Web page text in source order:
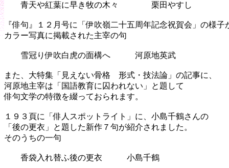
青天や紅葉に早き牧の木々 栗田やすし
『俳句』１２月号に「伊吹嶺二十五周年記念祝賀会」の様
カラー写真に掲載された主宰の句
雪冠り伊吹白虎の面構へ 河原地英武
また、大特集「見えない骨格 形式・技法論」の記事に、
河原地主宰は「国語教育に囚われない」と題して
俳句文学の特徴を綴っておられます。
１９３頁に「俳人スポットライト」に、小島千鶴さんの
「後の更衣」と題した新作７句が紹介されました。
そのうちの一句
香袋入れ替ふ後の更衣 小島千鶴